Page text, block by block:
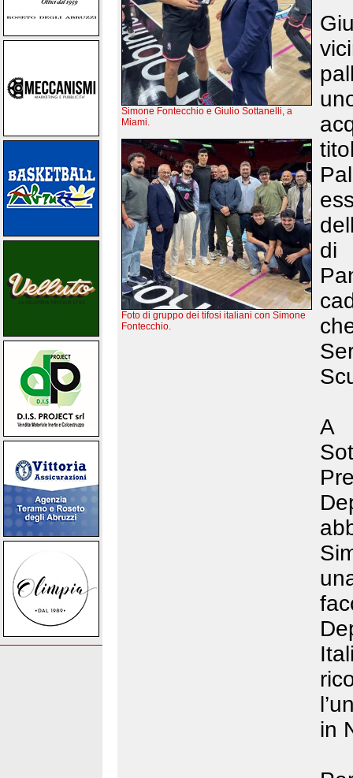
Simone Fontecchio e Giulio Sottanelli, a
Miami.
Foto di gruppo dei tifosi italiani con Simone
Fontecchio.
di
A
in